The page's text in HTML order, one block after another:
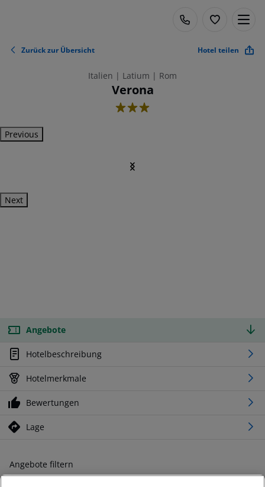
Zurück zur Übersicht Hotel teilen
Italien | Latium | Rom
Verona
3
Previous
Next
Angebote
Hotelbeschreibung
Hotelmerkmale
Bewertungen
Lage
Angebote filtern
Ändern Sie Ihre Kriterien nach Ihren Wünschen